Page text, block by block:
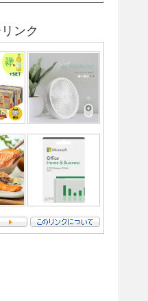
ンク